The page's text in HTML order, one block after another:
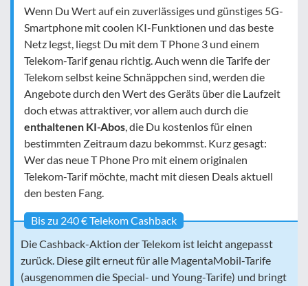
Wenn Du Wert auf ein zuverlässiges und günstiges 5G-
Smartphone mit coolen KI-Funktionen und das beste
Netz legst, liegst Du mit dem T Phone 3 und einem
Telekom-Tarif genau richtig. Auch wenn die Tarife der
Telekom selbst keine Schnäppchen sind, werden die
Angebote durch den Wert des Geräts über die Laufzeit
doch etwas attraktiver, vor allem auch durch die
enthaltenen KI-Abos, die Du kostenlos für einen
bestimmten Zeitraum dazu bekommst. Kurz gesagt:
Wer das neue T Phone Pro mit einem originalen
Telekom-Tarif möchte, macht mit diesen Deals aktuell
den besten Fang.
Bis zu 240 € Telekom Cashback
Die Cashback-Aktion der Telekom ist leicht angepasst
zurück. Diese gilt erneut für alle MagentaMobil-Tarife
(ausgenommen die Special- und Young-Tarife) und bringt